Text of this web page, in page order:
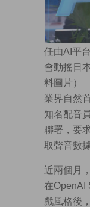
任由AI平
會動搖日
料圖片）
業界自然
知名配音
聯署，要
取聲音數
近兩個月
在OpenAI
戲風格後